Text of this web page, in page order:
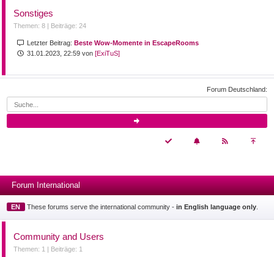
Sonstiges
Themen: 8 | Beiträge: 24
Letzter Beitrag: Beste Wow-Momente in EscapeRooms
31.01.2023, 22:59 von[ExiTuS]
Forum Deutschland:
Forum International
EN These forums serve the international community -in English language only
Community and Users
Themen: 1 | Beiträge: 1